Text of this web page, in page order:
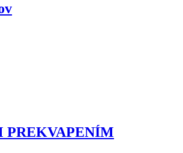
PREKVAPENÍM